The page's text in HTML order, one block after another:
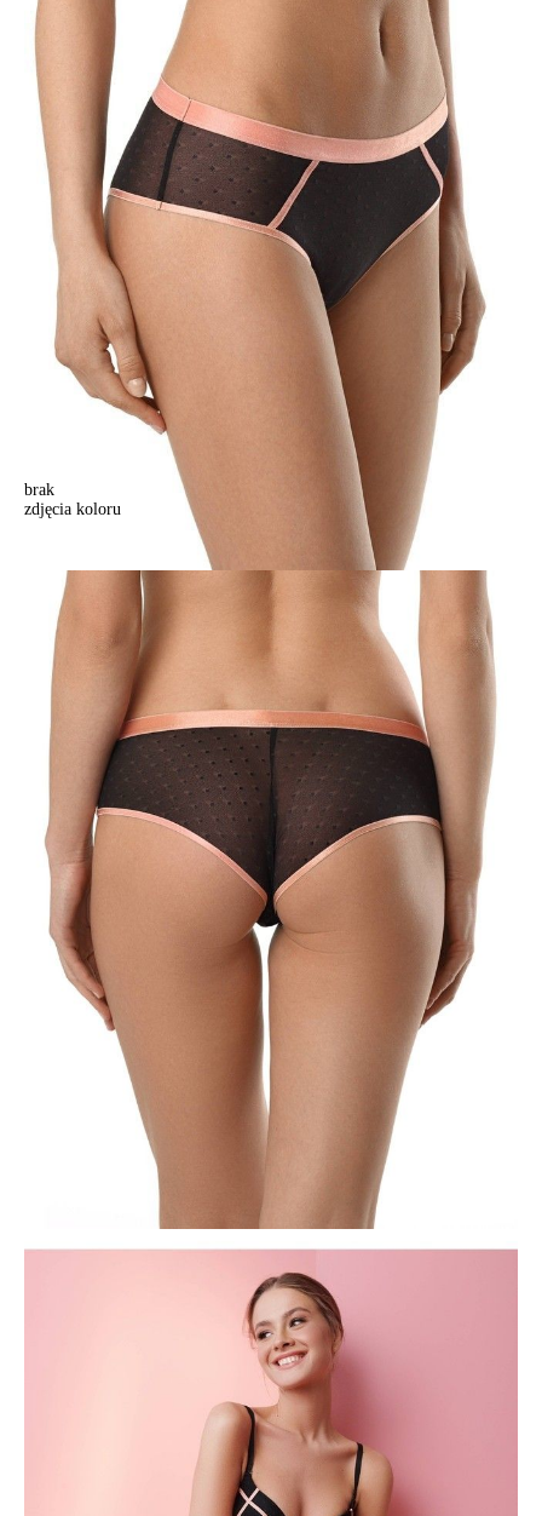
brak
zdjęcia koloru
Majtki "figi" GALAXY TP1058, r.102, czarny
Majtki "figi" GALAXY TP1058, r.102, czarny
52,90 zł
29,90 zł
Kolory:
BRAK
ZDJĘCIA
BRAK
Tabela rozmiarów
102/L
Ilość:
+
Jak złożyć zamówienie
POWIADOM MNIE O DOSTĘPNOŚCI
ПОЛУЧИТЬ ПО EMAIL
darmowa od 99 zł
czas dostawy: 1-2 dni robocze
Paczkomaty InPost 24/7,
czas dostawy: 1-2 dni robocze
w sklepie Conte (Łodz)
pn.- czw. 8:00 - 16:00, pt. 8:00 - 14:00
Opinie
Majtki "figi" Galaxy – to lekka tkanina żakardowa w drobną siatkę z
wzorem przypominającym rozproszenie gwiazd na niebie, lakoniczne
wstążki z satynowym połyskiem i idealne dopasowanie.
- dół bielizny zszyty płaskim szwem.
1009020470010012
poliamid 90%; elastan 10%; podszewka klinowa: bawełna 100%